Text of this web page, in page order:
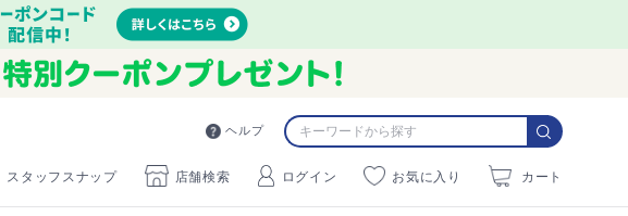
ヘルプ
スタッフスナップ 店舗検索 ログイン お気に入り カート